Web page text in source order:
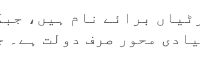
برائے نام ہیں،
محور صرف دولت ہے۔